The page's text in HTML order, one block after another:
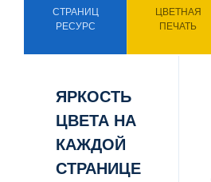
СТРАНИЦ
РЕСУРС
ЦВЕТНАЯ
ПЕЧАТЬ
ЯРКОСТЬ
ЦВЕТА НА
КАЖДОЙ
СТРАНИЦЕ